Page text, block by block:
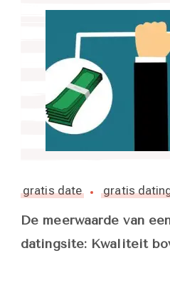
gratis date gratis
De meerwaarde van
datingsite: Kwaliteit